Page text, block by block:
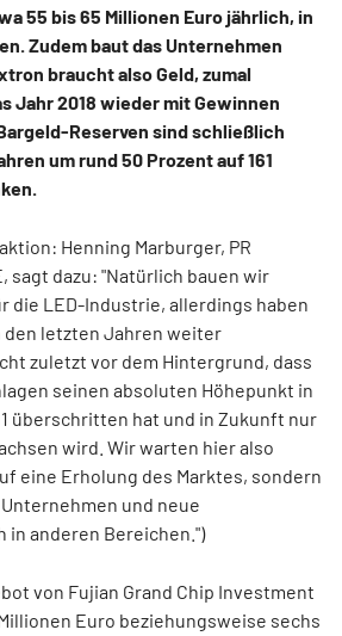
55 bis 65 Millionen Euro jährlich, in
Zudem baut das Unternehmen
braucht also Geld, zumal
Jahr 2018 wieder mit Gewinnen
Reserven sind schließlich
um rund 50 Prozent auf 161
Henning Marburger, PR
sagt dazu: "Natürlich bauen wir
die LED-Industrie, allerdings haben
letzten Jahren weiter
zuletzt vor dem Hintergrund, dass
seinen absoluten Höhepunkt in
überschritten hat und in Zukunft nur
wird. Wir warten hier also
eine Erholung des Marktes, sondern
und neue
in anderen Bereichen.")
von Fujian Grand Chip Investment
Euro beziehungsweise sechs